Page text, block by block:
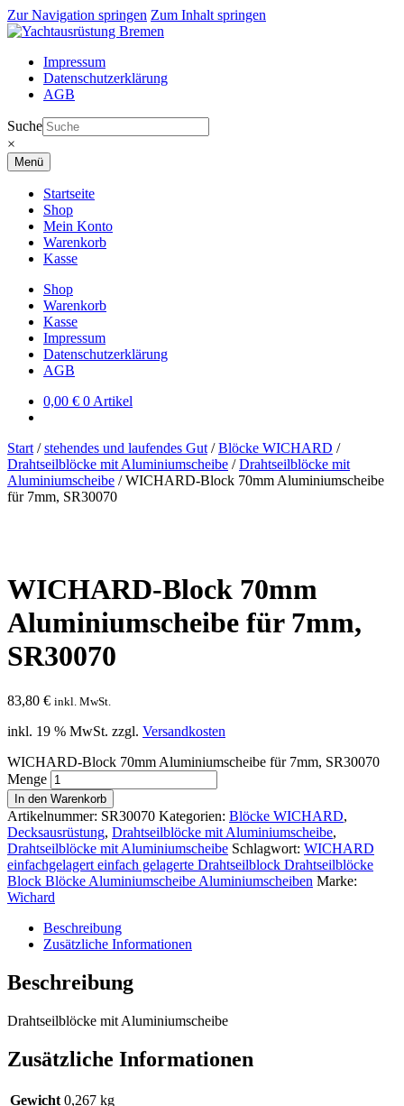
Zur Navigation springen Zum Inhalt springen
Impressum
Datenschutzerklärung
AGB
Suche
×
Menü
Startseite
Shop
Mein Konto
Warenkorb
Kasse
Shop
Warenkorb
Kasse
Impressum
Datenschutzerklärung
AGB
0,00 € 0 Artikel
Start /stehendes und laufendes Gut /Blöcke WICHARD /
Drahtseilblöcke mit Aluminiumscheibe /Drahtseilblöcke mit
Aluminiumscheibe /WICHARD-Block 70mm Aluminiumscheibe
für 7mm, SR30070
WICHARD-Block 70mm
Aluminiumscheibe für 7mm,
SR30070
83,80 € inkl. MwSt.
inkl. 19 % MwSt. zzgl. Versandkosten
WICHARD-Block 70mm Aluminiumscheibe für 7mm, SR30070
Menge
In den Warenkorb
Artikelnummer: SR30070 Kategorien: Blöcke WICHARD,
Decksausrüstung, Drahtseilblöcke mit Aluminiumscheibe,
Drahtseilblöcke mit Aluminiumscheibe Schlagwort: WICHARD
einfachgelagert einfach gelagerte Drahtseilblock Drahtseilblöcke
Block Blöcke Aluminiumscheibe Aluminiumscheiben Marke:
Wichard
Beschreibung
Zusätzliche Informationen
Beschreibung
Drahtseilblöcke mit Aluminiumscheibe
Zusätzliche Informationen
Gewicht 0,267 kg